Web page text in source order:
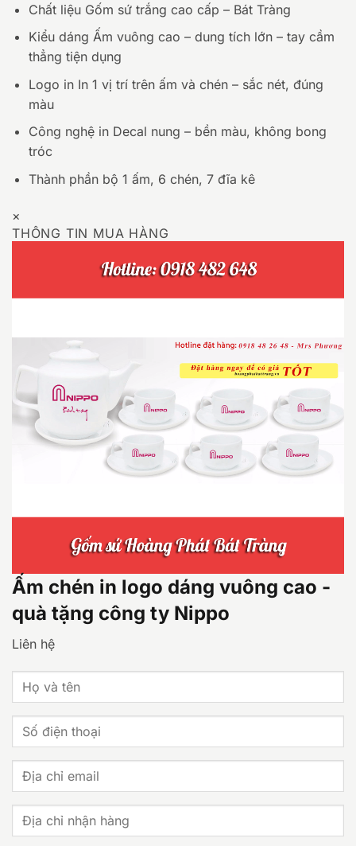
Chất liệu Gốm sứ trắng cao cấp – Bát Tràng
Kiểu dáng Ấm vuông cao – dung tích lớn – tay cầm
thẳng tiện dụng
Logo in In 1 vị trí trên ấm và chén – sắc nét, đúng
màu
Công nghệ in Decal nung – bền màu, không bong
tróc
Thành phần bộ 1 ấm, 6 chén, 7 đĩa kê
×
THÔNG TIN MUA HÀNG
Ấm chén in logo dáng vuông cao -
quà tặng công ty Nippo
Liên hệ